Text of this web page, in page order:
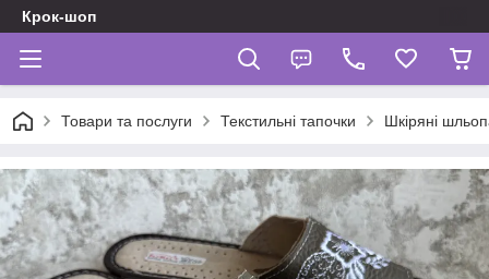
Крок-шоп
Товари та послуги Текстильні тапочки Шкіряні